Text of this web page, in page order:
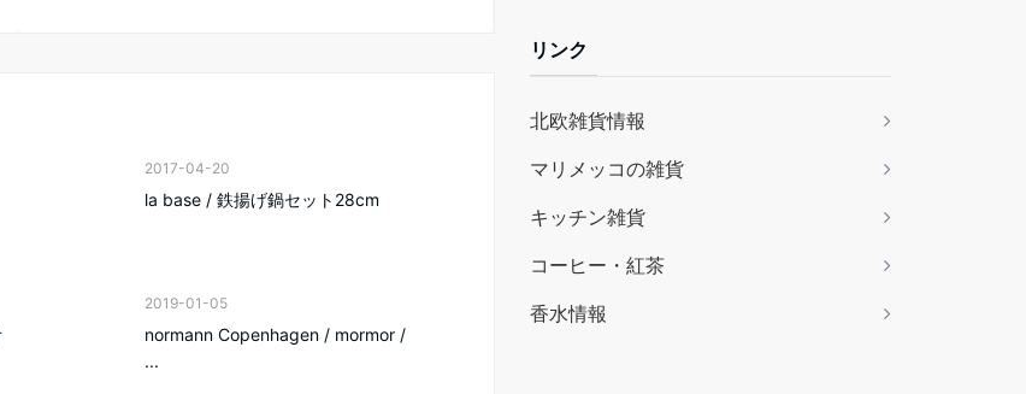
2017-04-20
la base / 鉄揚げ鍋セット28cm
2019-01-05
normann Copenhagen / mormor /
...
リンク
北欧雑貨情報
マリメッコの雑貨
キッチン雑貨
コーヒー・紅茶
香水情報